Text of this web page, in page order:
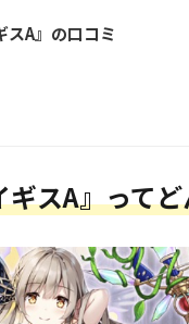
スA』の口コミ
スA』って